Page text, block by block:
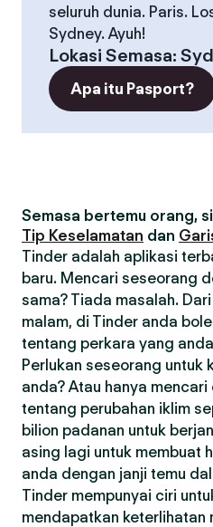
seluruh dunia. Paris.
Sydney. Ayuh!
Lokasi Semasa:
Apa itu Pasport?
Semasa bertemu orang,
Tip Keselamatan dan
Tinder adalah aplikasi
baru. Mencari seseorang
sama? Tiada masalah.
malam, di Tinder anda
tentang perkara yang
Perlukan seseorang untuk
anda? Atau hanya
tentang perubahan iklim
bilion padanan untuk
asing lagi untuk membuat
anda dengan janji temu
Tinder mempunyai ciri
mendapatkan keterlihatan